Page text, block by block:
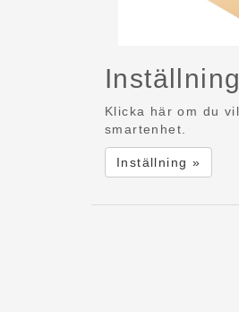
Inställning
Klicka här om du
smartenhet.
Inställning »